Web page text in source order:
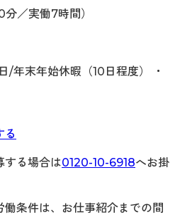
／実働7時間）
/年末年始休暇（10日程度） ・
る
する場合は0120-10-6918へお掛
条件は、お仕事紹介までの間